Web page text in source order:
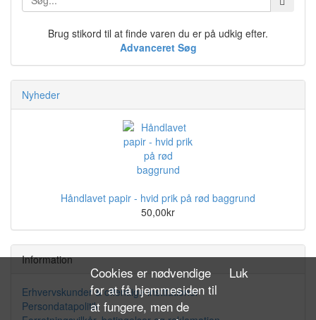
Brug stikord til at finde varen du er på udkig efter.
Advanceret Søg
Nyheder
Håndlavet papir - hvid prik på rød baggrund
50,00kr
Information
Erhvervskunder & offentlige institutioner
Persondatapolitik
Cookies er nødvendige
for at få hjemmesiden til
at fungere, men de
Luk